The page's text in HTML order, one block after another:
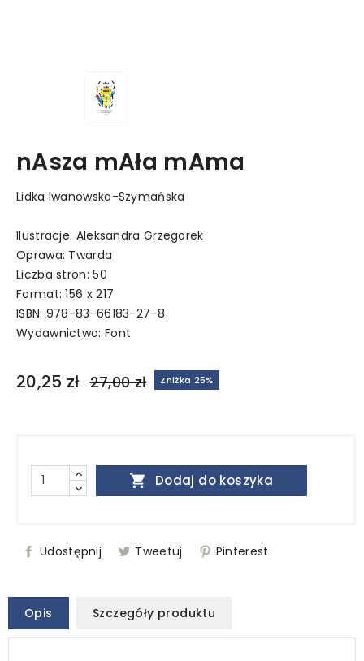
nAsza mAła mAma
Lidka Iwanowska-Szymańska
Ilustracje: Aleksandra Grzegorek
Oprawa: Twarda
Liczba stron: 50
Format: 156 x 217
ISBN: 978-83-66183-27-8
Wydawnictwo: Font
20,25 zł 27,00 zł Zniżka 25%
 Dodaj do koszyka
Udostępnij Tweetuj Pinterest
Opis Szczegóły produktu